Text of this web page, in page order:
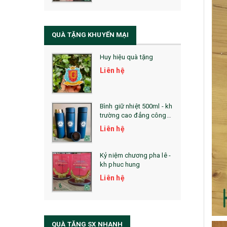
La Fonte
Sổ Sạc Đa Năng
Sổ Lò Xo
QUÀ TẶNG KHUYẾN MẠI
Huy hiệu quà tặng
Liên hệ
Bình giữ nhiệt 500ml - kh
trường cao đẳng công
nghệ bách khoa hà nội
Liên hệ
Kỷ niệm chương pha lê -
kh phuc hung
Liên hệ
QUÀ TẶNG SX NHANH